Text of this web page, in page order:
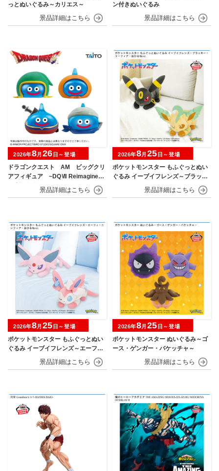
っとぬいぐるみ～カリエス～
ン付きぬいぐるみ
ドラゴンクエスト AM ビッグクリ
アフィギュア ~DQⅦ Reimagined
発売記念編~
2026年8月 26 日～登場
ポケットモンスター もふぐっとぬい
ぐるみ イーブイフレンズ～ブラッキ
ー・リーフィア～おひるねver.
2026年8月 25 日～登場
ポケットモンスター もふぐっとぬい
ぐるみ イーブイフレンズ～エーフ
ィ・ニンフィア～おひるねver.
2026年8月 25 日～登場
ポケットモンスター ぬいぐるみ～ゴ
ース・ゲンガー・バケッチャ～
2026年8月 25 日～登場